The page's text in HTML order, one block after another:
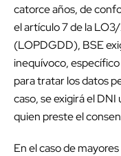
catorce años, de
el artículo 7 de la
(LOPDGDD), BSE
inequívoco,
para tratar los datos
caso, se exigirá el
quien preste el
En el caso de